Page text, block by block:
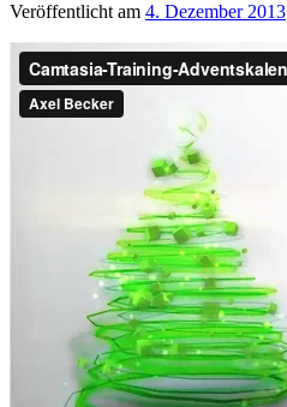
Veröffentlicht am 4. Dezember 2013